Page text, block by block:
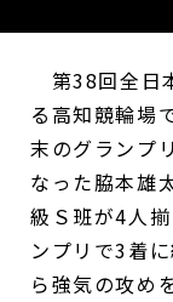
第38回全日
る高知競輪場
末のグランプ
なった脇本雄
級Ｓ班が4人
ンプリで3着
ら強気の攻め